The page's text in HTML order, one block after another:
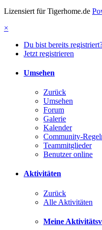
Lizensiert für Tigerhome.de
×
Du bist bereits
Jetzt registrieren
Umsehen
Zurück
Umsehen
Forum
Galerie
Kalender
Community-
Teammitglieder
Benutzer online
Aktivitäten
Zurück
Alle Aktivitäten
Meine